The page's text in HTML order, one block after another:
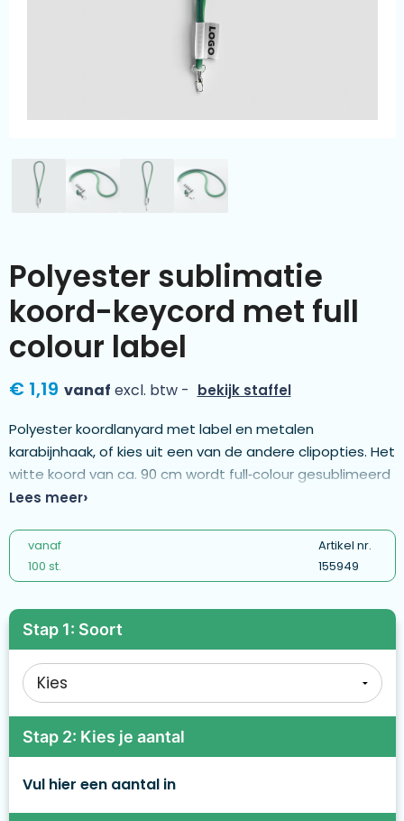
Duurzamere geschenken
Meer categorieën
Wijn
Polyester sublimatie
koord-keycord met full
colour label
€ 1,19 vanaf excl. btw - bekijk staffel
Polyester koordlanyard met label en metalen
karabijnhaak, of kies uit een van de andere clipopties. Het
witte koord van ca. 90 cm wordt full‑colour gesublimeerd
en is geschikt voor herhalende ontwerpen, aangezien de
worden. - ML1047
Lees meer
vanaf
100 st.
Artikel nr.
155949
Stap 1: Soort
Stap 2: Kies je aantal
Vul hier een aantal in